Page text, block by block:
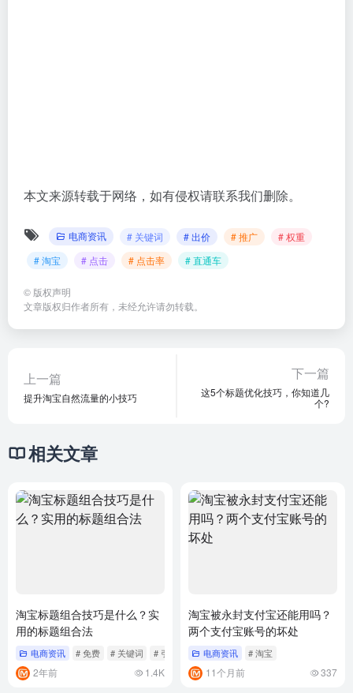
本文来源转载于网络，如有侵权请联系我们删除。
电商资讯 # 关键词 # 出价 # 推广
# 权重
# 淘宝
# 点击 # 点击率 # 直通车
© 版权声明
文章版权归作者所有，未经允许请勿转载。
上一篇
提升淘宝自然流量的小技巧
下一篇
这5个标题优化技巧，你知道几
个?
相关文章
淘宝标题组合技巧是什么？实
用的标题组合法
电商资讯 # 免费 # 关键词 # 引流
2年前 1.4K
淘宝被永封支付宝还能用吗？
两个支付宝账号的坏处
电商资讯 # 淘宝
11个月前 337